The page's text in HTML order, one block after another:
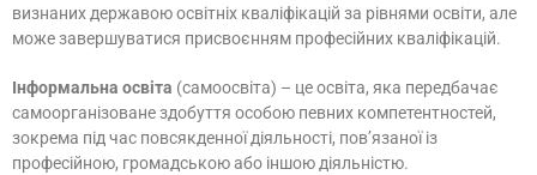
визнаних державою освітніх кваліфікацій за рівнями освіти, але
може завершуватися присвоєнням професійних кваліфікацій.
Інформальна освіта (самоосвіта) – це освіта, яка передбачає
самоорганізоване здобуття особою певних компетентностей,
зокрема під час повсякденної діяльності, пов’язаної із
професійною, громадською або іншою діяльністю.